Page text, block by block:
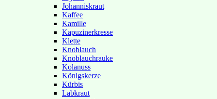
Johanniskraut
Kaffee
Kamille
Kapuzinerkresse
Klette
Knoblauch
Knoblauchrauke
Kolanuss
Königskerze
Kürbis
Labkraut